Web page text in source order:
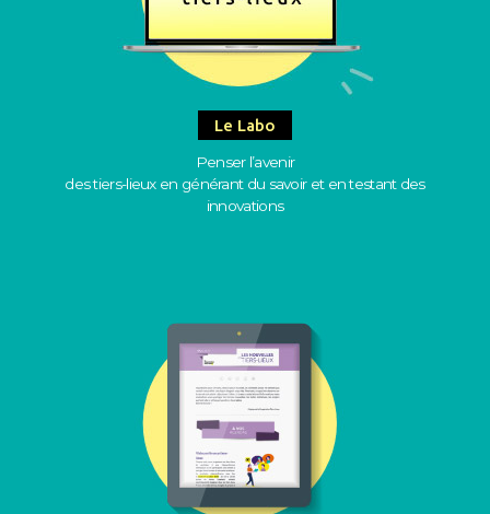
Le Labo
Penser l’avenir
des tiers-lieux en générant du savoir et en testant des
innovations